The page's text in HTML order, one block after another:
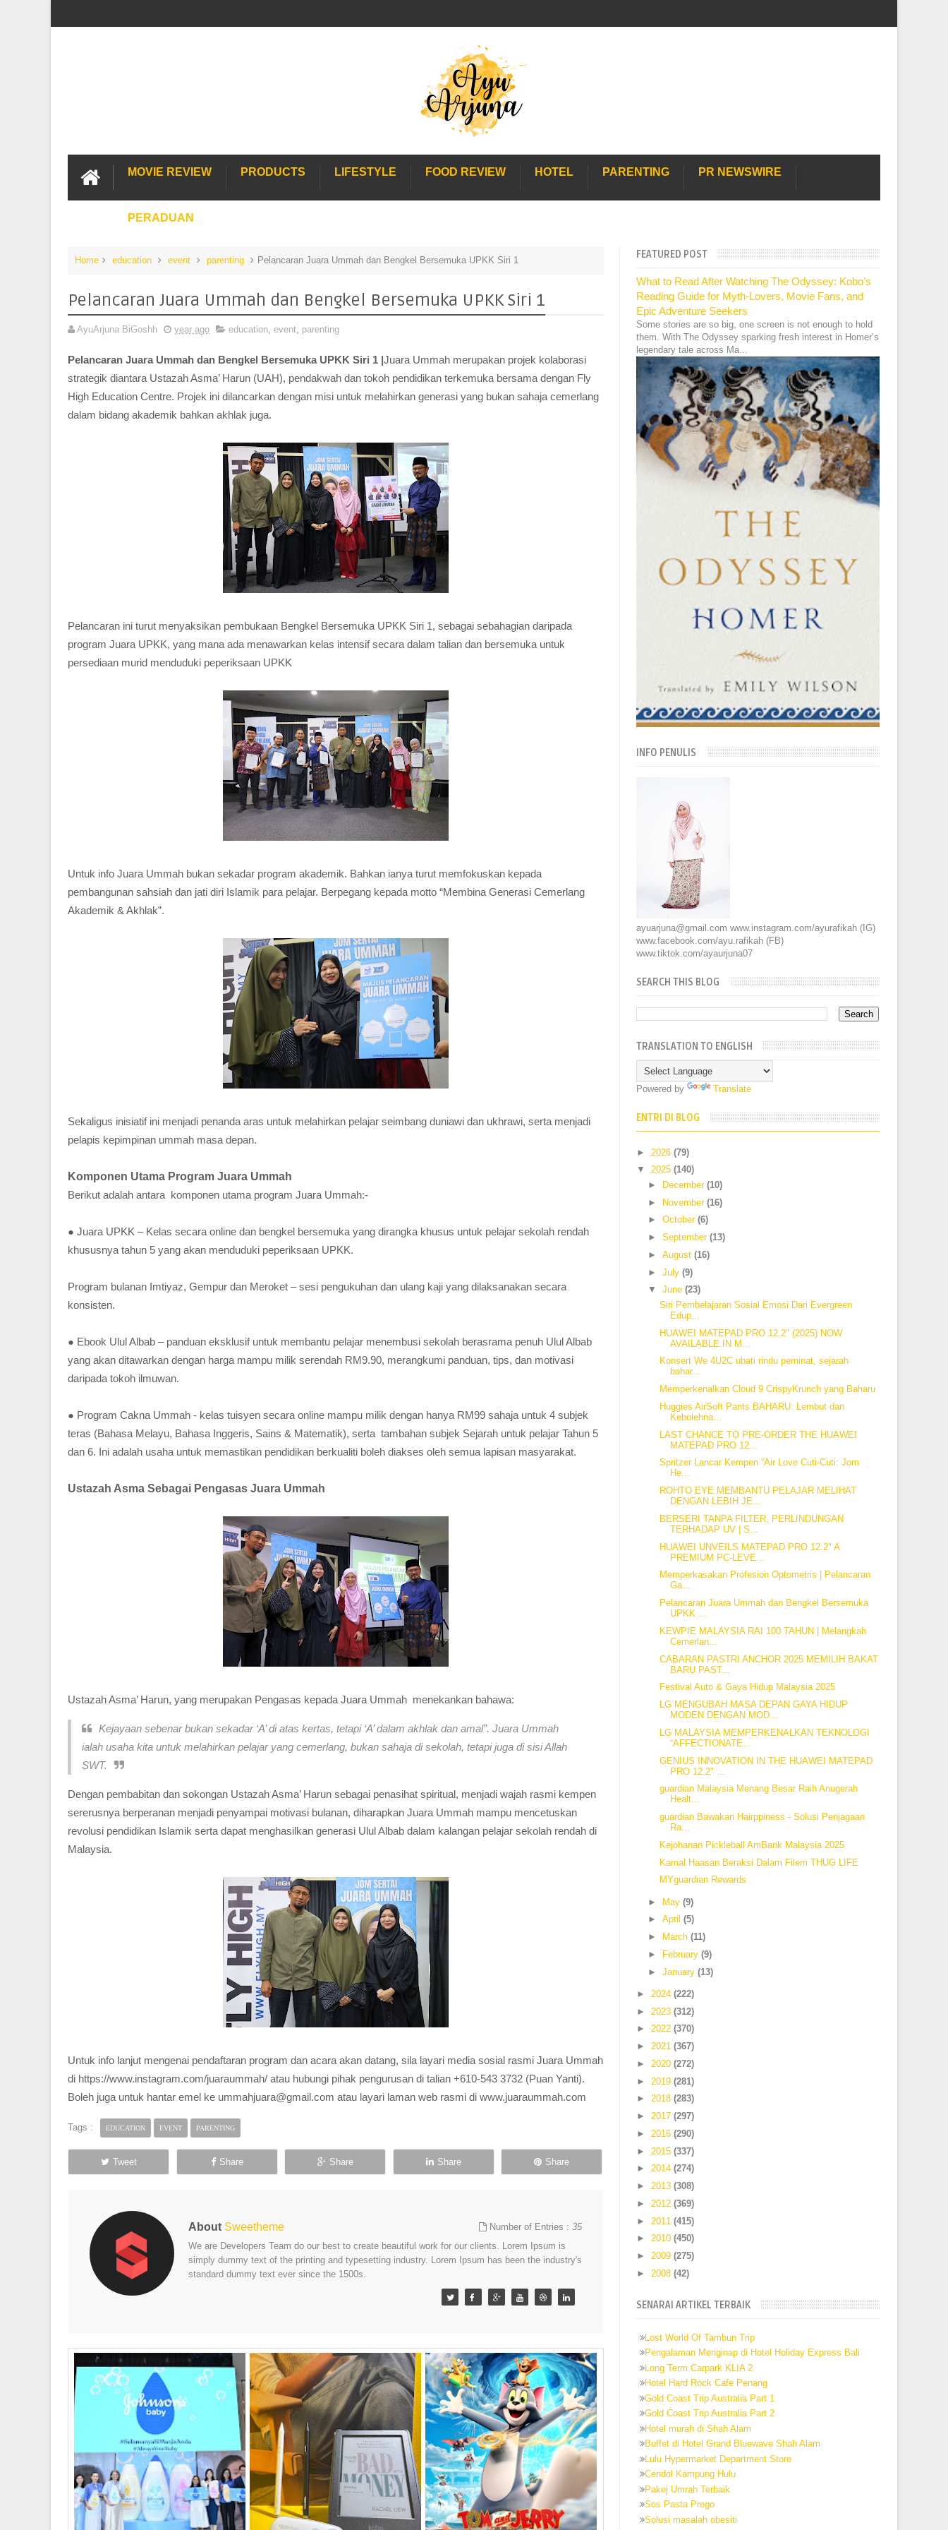
MOVIE REVIEW PRODUCTS LIFESTYLE FOOD REVIEW HOTEL PARENTING PR NEWSWIRE
PERADUAN
Home education event parenting Pelancaran Juara Ummah dan Bengkel Bersemuka UPKK Siri 1
Pelancaran Juara Ummah dan Bengkel Bersemuka UPKK Siri 1
AyuArjuna BiGoshh year ago education, event, parenting
Pelancaran Juara Ummah dan Bengkel Bersemuka UPKK Siri 1 |Juara Ummah merupakan projek kolaborasi
strategik diantara Ustazah Asma’ Harun (UAH), pendakwah dan tokoh pendidikan terkemuka bersama dengan Fly
High Education Centre. Projek ini dilancarkan dengan misi untuk melahirkan generasi yang bukan sahaja cemerlang
dalam bidang akademik bahkan akhlak juga.
Pelancaran ini turut menyaksikan pembukaan Bengkel Bersemuka UPKK Siri 1, sebagai sebahagian daripada
program Juara UPKK, yang mana ada menawarkan kelas intensif secara dalam talian dan bersemuka untuk
persediaan murid menduduki peperiksaan UPKK
Untuk info Juara Ummah bukan sekadar program akademik. Bahkan ianya turut memfokuskan kepada
pembangunan sahsiah dan jati diri Islamik para pelajar. Berpegang kepada motto “Membina Generasi Cemerlang
Akademik & Akhlak”.
Sekaligus inisiatif ini menjadi penanda aras untuk melahirkan pelajar seimbang duniawi dan ukhrawi, serta menjadi
pelapis kepimpinan ummah masa depan.
Komponen Utama Program Juara Ummah
Berikut adalah antara komponen utama program Juara Ummah:-
● Juara UPKK – Kelas secara online dan bengkel bersemuka yang dirangka khusus untuk pelajar sekolah rendah
khususnya tahun 5 yang akan menduduki peperiksaan UPKK.
Program bulanan Imtiyaz, Gempur dan Meroket – sesi pengukuhan dan ulang kaji yang dilaksanakan secara
konsisten.
● Ebook Ulul Albab – panduan eksklusif untuk membantu pelajar menembusi sekolah berasrama penuh Ulul Albab
yang akan ditawarkan dengan harga mampu milik serendah RM9.90, merangkumi panduan, tips, dan motivasi
daripada tokoh ilmuwan.
● Program Cakna Ummah - kelas tuisyen secara online mampu milik dengan hanya RM99 sahaja untuk 4 subjek
teras (Bahasa Melayu, Bahasa Inggeris, Sains & Matematik), serta tambahan subjek Sejarah untuk pelajar Tahun 5
dan 6. Ini adalah usaha untuk memastikan pendidikan berkualiti boleh diakses oleh semua lapisan masyarakat.
Ustazah Asma Sebagai Pengasas Juara Ummah
Ustazah Asma’ Harun, yang merupakan Pengasas kepada Juara Ummah menekankan bahawa:
Kejayaan sebenar bukan sekadar ‘A’ di atas kertas, tetapi ‘A’ dalam akhlak dan amal”. Juara Ummah
ialah usaha kita untuk melahirkan pelajar yang cemerlang, bukan sahaja di sekolah, tetapi juga di sisi Allah
SWT.
Dengan pembabitan dan sokongan Ustazah Asma’ Harun sebagai penasihat spiritual, menjadi wajah rasmi kempen
sererusnya berperanan menjadi penyampai motivasi bulanan, diharapkan Juara Ummah mampu mencetuskan
revolusi pendidikan Islamik serta dapat menghasilkan generasi Ulul Albab dalam kalangan pelajar sekolah rendah di
Malaysia.
Untuk info lanjut mengenai pendaftaran program dan acara akan datang, sila layari media sosial rasmi Juara Ummah
di https://www.instagram.com/juaraummah/ atau hubungi pihak pengurusan di talian +610-543 3732 (Puan Yanti).
Boleh juga untuk hantar emel ke ummahjuara@gmail.com atau layari laman web rasmi di www.juaraummah.com
Tags : EDUCATION EVENT PARENTING
Tweet Share Share Share Share
About Sweetheme Number of Entries :35
We are Developers Team do our best to create beautiful work for our clients. Lorem Ipsum is
simply dummy text of the printing and typesetting industry. Lorem Ipsum has been the industry's
standard dummy text ever since the 1500s.
FEATURED POST
What to Read After Watching The Odyssey: Kobo’s
Reading Guide for Myth-Lovers, Movie Fans, and
Epic Adventure Seekers
Some stories are so big, one screen is not enough to hold
them. With The Odyssey sparking fresh interest in Homer’s
legendary tale across Ma...
INFO PENULIS
ayuarjuna@gmail.com www.instagram.com/ayurafikah (IG)
www.facebook.com/ayu.rafikah (FB)
www.tiktok.com/ayaurjuna07
SEARCH THIS BLOG
TRANSLATION TO ENGLISH
Powered by Translate
ENTRI DI BLOG
► 2026(79)
▼2025(140)
►
December (10)
► November (16)
► October (6)
► September (13)
► August (16)
► July (9)
▼ June (23)
Siri Pembelajaran Sosial Emosi Dari Evergreen
Edup...
HUAWEI MATEPAD PRO 12.2" (2025) NOW
AVAILABLE IN M...
Konsert We 4U2C ubati rindu peminat, sejarah
bahar...
Memperkenalkan Cloud 9 CrispyKrunch yang Baharu
Huggies AirSoft Pants BAHARU: Lembut dan
Kebolehna...
LAST CHANCE TO PRE-ORDER THE HUAWEI
MATEPAD PRO 12...
Spritzer Lancar Kempen “Air Love Cuti-Cuti: Jom
He...
ROHTO EYE MEMBANTU PELAJAR MELIHAT
DENGAN LEBIH JE...
BERSERI TANPA FILTER, PERLINDUNGAN
TERHADAP UV | S...
HUAWEI UNVEILS MATEPAD PRO 12.2" A
PREMIUM PC-LEVE...
Memperkasakan Profesion Optometris | Pelancaran
Ga...
Pelancaran Juara Ummah dan Bengkel Bersemuka
UPKK ...
KEWPIE MALAYSIA RAI 100 TAHUN | Melangkah
Cemerlan...
CABARAN PASTRI ANCHOR 2025 MEMILIH BAKAT
BARU PAST...
Festival Auto & Gaya Hidup Malaysia 2025
LG MENGUBAH MASA DEPAN GAYA HIDUP
MODEN DENGAN MOD...
LG MALAYSIA MEMPERKENALKAN TEKNOLOGI
“AFFECTIONATE...
GENIUS INNOVATION IN THE HUAWEI MATEPAD
PRO 12.2" ...
guardian Malaysia Menang Besar Raih Anugerah
Healt...
guardian Bawakan Hairppiness - Solusi Penjagaan
Ra...
Kejohanan Pickleball AmBank Malaysia 2025
Kamal Haasan Beraksi Dalam Filem THUG LIFE
MYguardian Rewards
► May (9)
► April (5)
►
March (11)
►
February (9)
► January (13)
► 2024(222)
► 2023(312)
►2022(370)
►2021(367)
► 2020(272)
► 2019(281)
►2018(283)
►2017(297)
► 2016(290)
► 2015(337)
►2014(274)
►2013(308)
► 2012(369)
► 2011(415)
►2010(450)
►2009(275)
► 2008(42)
SENARAI ARTIKEL TERBAIK
Lost World Of Tambun Trip
Pengalaman Menginap di Hotel Holiday Express Bali
Long Term Carpark KLIA 2
Hotel Hard Rock Cafe Penang
Gold Coast Trip Australia Part 1
Gold Coast Trip Australia Part 2
Hotel murah di Shah Alam
Buffet di Hotel Grand Bluewave Shah Alam
Lulu Hypermarket Department Store
Cendol Kampung Hulu
Pakej Umrah Terbaik
Sos Pasta Prego
Solusi masalah obesiti